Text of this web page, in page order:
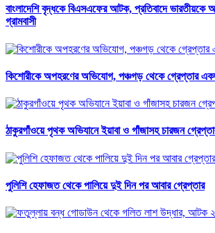
বাংলাদেশি বৃদ্ধকে বিএসএফের আটক, প্রতিবাদে ভারতীয়কে
গ্রামবাসী
কিশোরীকে অপহরণের অভিযোগ, পঞ্চগড় থেকে গ্রেপ্তার
ঠাকুরগাঁওয়ে পৃথক অভিযানে ইয়াবা ও গাঁজাসহ চারজন
পুলিশি হেফাজত থেকে পালিয়ে দুই দিন পর আবার গ্রেপ্তার